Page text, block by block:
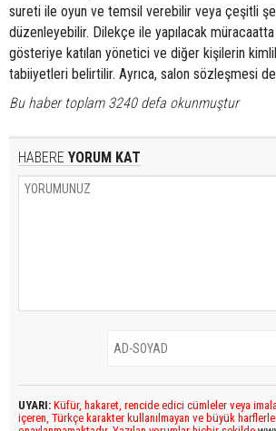
sureti ile oyun ve temsil verebilir veya çeşitli
düzenleyebilir. Dilekçe ile yapılacak
gösteriye katılan yönetici ve diğer kişilerin
tabiiyetleri belirtilir. Ayrıca, salon sözleşmesi
Bu haber toplam 3240 defa okunmuştur
HABERE YORUM KAT
UYARI: Küfür, hakaret, rencide edici cümleler veya
içeren, Türkçe karakter kullanılmayan ve büyük harflerle